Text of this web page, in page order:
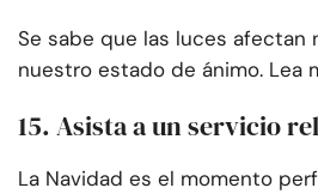
Se sabe que las luces afectan
nuestro estado de ánimo. Lea
15. Asista a un servicio
La Navidad es el momento